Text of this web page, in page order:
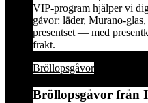
VIP-program hjälper vi
gåvor: läder, Murano-
presentset — med
frakt.
Bröllopsgåvor
Bröllopsgåvor från